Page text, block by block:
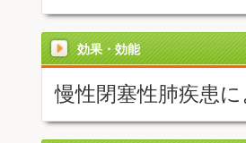
効果・効能
慢性閉塞性肺疾患